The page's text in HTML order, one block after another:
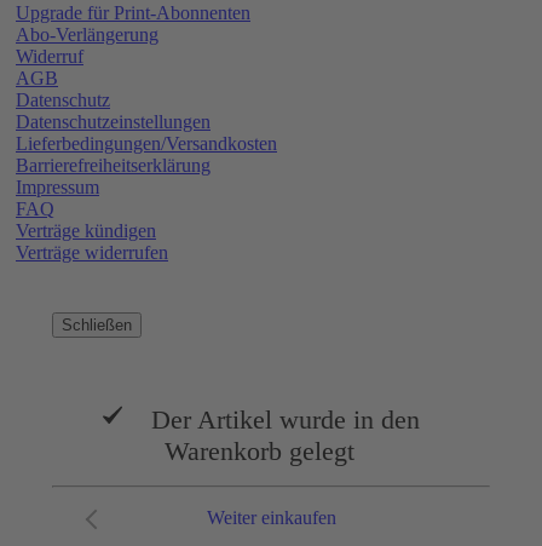
Upgrade für Print-Abonnenten
Abo-Verlängerung
Widerruf
AGB
Datenschutz
Datenschutzeinstellungen
Lieferbedingungen/Versandkosten
Barrierefreiheitserklärung
Impressum
FAQ
Verträge kündigen
Verträge widerrufen
Schließen
Der Artikel wurde in den
Warenkorb gelegt
Weiter einkaufen